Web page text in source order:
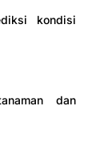
kondisi
dan